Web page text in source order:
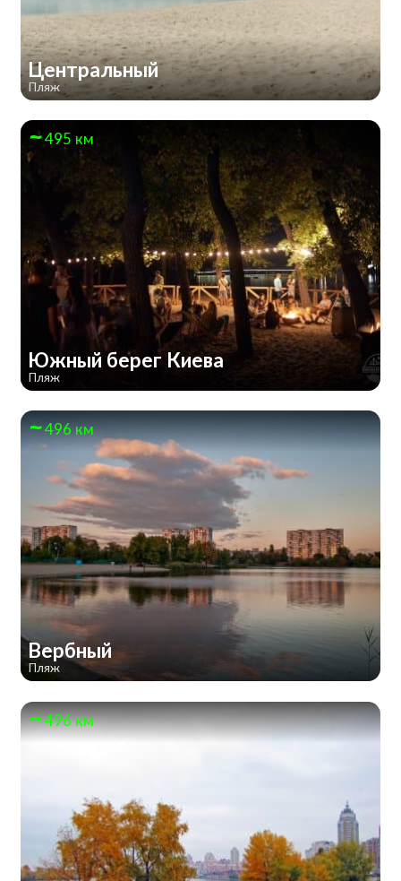
Центральный
Пляж
495 км
Южный берег Киева
Пляж
496 км
Вербный
Пляж
496 км